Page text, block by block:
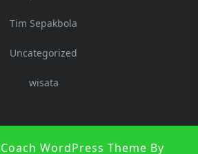
Tim Sepakbola
Uncategorized
wisata
WordPress Theme By